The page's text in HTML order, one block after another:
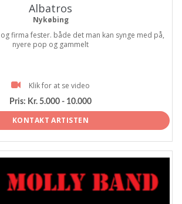
Albatros
Nykøbing
firma fester. både det man kan synge med på,
nyere pop og gammelt
Klik for at se video
Pris: Kr. 5.000 - 10.000
KONTAKT ARTISTEN